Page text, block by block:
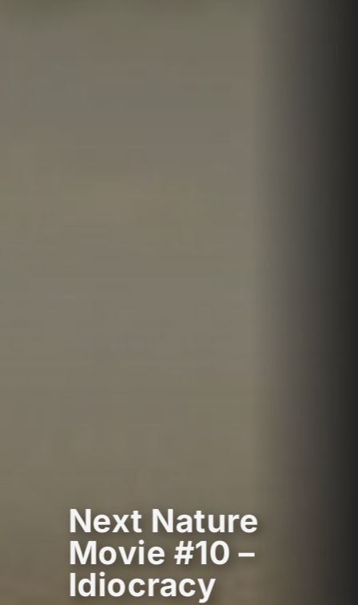
Next Nature
Movie #10 –
Idiocracy